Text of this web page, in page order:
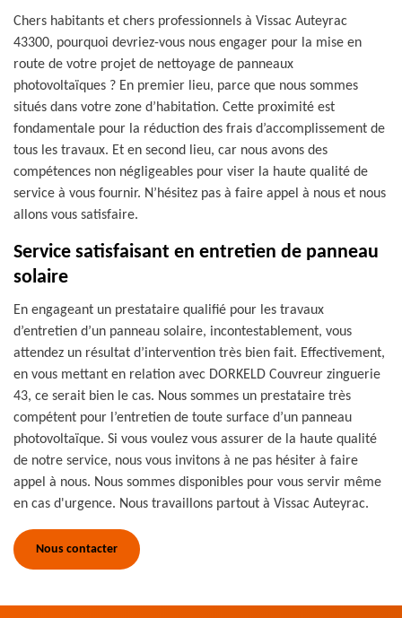
Chers habitants et chers professionnels à Vissac Auteyrac
43300, pourquoi devriez-vous nous engager pour la mise en
route de votre projet de nettoyage de panneaux
photovoltaïques ? En premier lieu, parce que nous sommes
situés dans votre zone d’habitation. Cette proximité est
fondamentale pour la réduction des frais d’accomplissement de
tous les travaux. Et en second lieu, car nous avons des
compétences non négligeables pour viser la haute qualité de
service à vous fournir. N’hésitez pas à faire appel à nous et nous
allons vous satisfaire.
Service satisfaisant en entretien de panneau
solaire
En engageant un prestataire qualifié pour les travaux
d’entretien d’un panneau solaire, incontestablement, vous
attendez un résultat d’intervention très bien fait. Effectivement,
en vous mettant en relation avec DORKELD Couvreur zinguerie
43, ce serait bien le cas. Nous sommes un prestataire très
compétent pour l’entretien de toute surface d’un panneau
photovoltaïque. Si vous voulez vous assurer de la haute qualité
de notre service, nous vous invitons à ne pas hésiter à faire
appel à nous. Nous sommes disponibles pour vous servir même
en cas d'urgence. Nous travaillons partout à Vissac Auteyrac.
Nous contacter